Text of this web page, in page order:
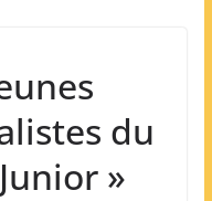
du
»